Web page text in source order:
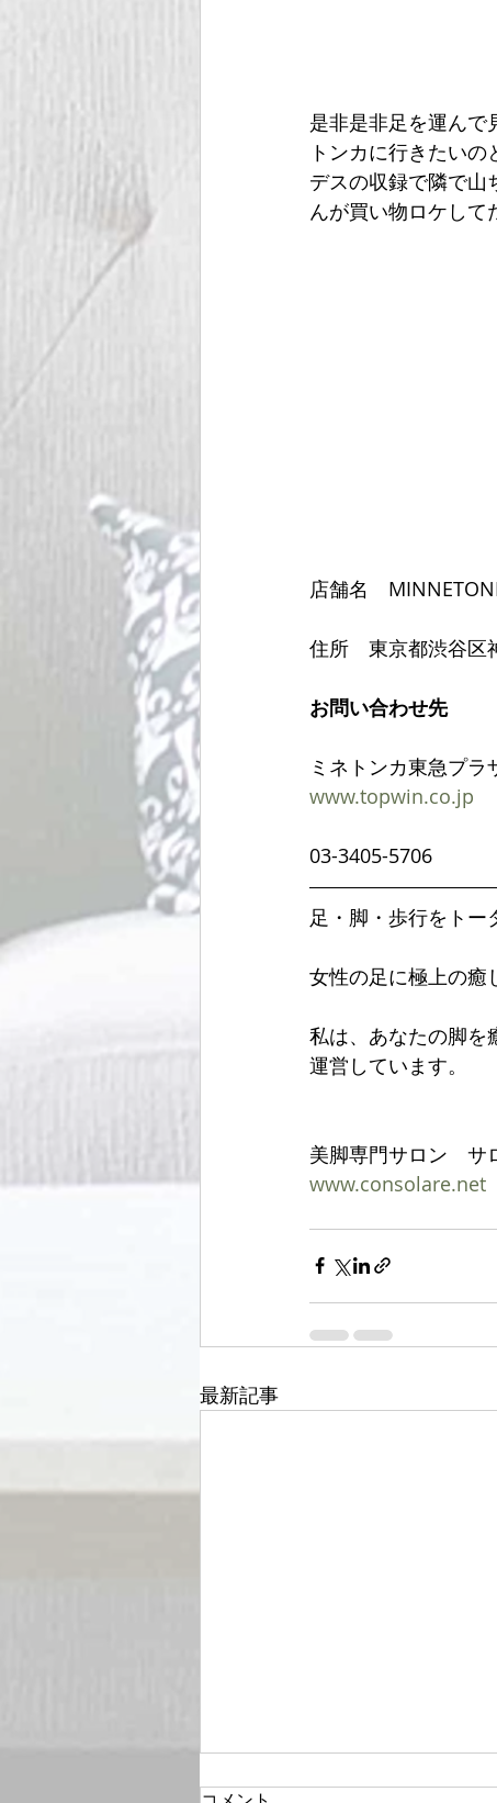
是非是非足を運んで
トンカに行きたい
デスの収録で隣で山
んが買い物ロケして
店舗名　
住所　東京都渋谷区
お問い合わせ先
ミネトンカ東急プラ
www.topwin.co.jp
03-3405-5706
足・脚・歩行をトー
女性の足に極上の癒
私は、あなたの脚を
運営しています。
美脚専門サロン　サ
www.consolare.net
最新記事